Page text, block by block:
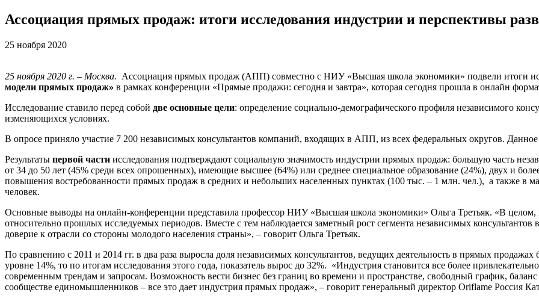
Ассоциация прямых продаж: итоги исследования индустрии и перспективы
25 ноября 2020
25 ноября 2020 г. – Москва. Ассоциация прямых продаж (АПП) совместно с НИУ «Высшая школа экономики» подвели итоги
модели прямых продаж» в рамках конференции «Прямые продажи: сегодня и завтра», которая сегодня прошла в онлайн
Исследование ставило перед собой две основные цели: определение социально-демографического профиля независимого
изменяющихся условиях.
В опросе приняло участие 7 200 независимых консультантов компаний, входящих в АПП, из всех федеральных округов. Данное
Результаты первой части исследования подтверждают социальную значимость индустрии прямых продаж: большую часть
от 34 до 50 лет (45% среди всех опрошенных), имеющие высшее (64%) или среднее специальное образование (24%), двух и
повышения востребованности прямых продаж в средних и небольших населенных пунктах (100 тыс. – 1 млн. чел.), а также в
человек.
Основные выводы на онлайн-конференции представила профессор НИУ «Высшая школа экономики» Ольга Третьяк. «В целом,
относительно прошлых исследуемых периодов. Вместе с тем наблюдается заметный рост сегмента независимых консультантов
доверие к отрасли со стороны молодого населения страны», – говорит Ольга Третьяк.
По сравнению с 2011 и 2014 гг. в два раза выросла доля независимых консультантов, ведущих деятельность в прямых продажах
уровне 14%, то по итогам исследования этого года, показатель вырос до 32%. «Индустрия становится все более
современным трендам и запросам. Возможность вести бизнес без границ во времени и пространстве, свободный график,
сообществе единомышленников – все это дает индустрия прямых продаж», – говорит генеральный директор Oriflame Россия